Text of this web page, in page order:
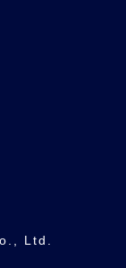
Ltd.